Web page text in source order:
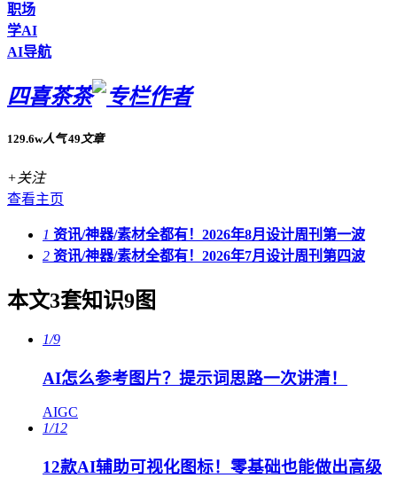
职场
学AI
AI导航
四喜茶茶
129.6w人气 49 文章
+关注
查看主页
1 资讯/神器/素材全都有！2026年8月设计周刊第一波
2 资讯/神器/素材全都有！2026年7月设计周刊第四波
本文3套知识9图
1/9
AI怎么参考图片？提示词思路一次讲清！
AIGC
1/12
12款AI辅助可视化图标！零基础也能做出高级